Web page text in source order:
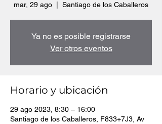
mar, 29 ago Santiago de los Caballeros
Ya no es posible registrarse
Ver otros eventos
Horario y ubicación
29 ago 2023, 8:30 – 16:00
Santiago de los Caballeros, F833+7J3, Av